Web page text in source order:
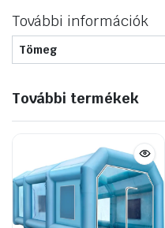
További információk
Tömeg
További termékek